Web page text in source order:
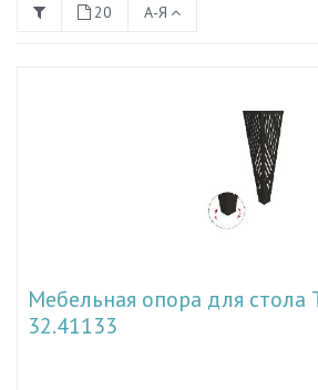
20 А-Я
Мебельная опора для стола
32.41133